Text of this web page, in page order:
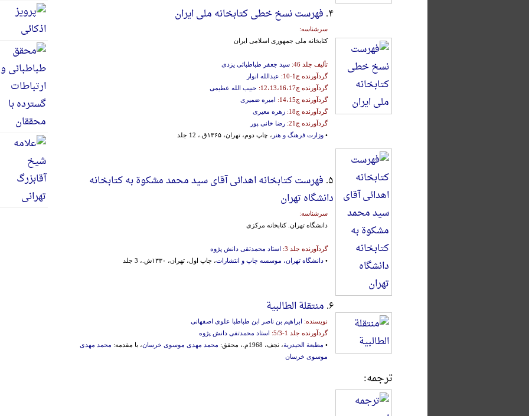
۴. فهرست نسخ خطی کتابخانه ملی ایران
سرشناسه:
کتابخانه‌ ملی‌ جمهوری‌ اسلامی‌ ایران‌
تألیف جلد 46:
سید جعفر طباطبائی یزدی
گردآورنده ج1-10:
عبدالله انوار
گردآورنده ج12،13،16،17:
حبیب الله عظیمی
گردآورنده ج14،15:
امیره ضمیری
گردآورنده ج18:
زهره معیری
گردآورنده ج21:
رضا خانی پور
• وزارت فرهنگ و هنر ، چاپ دوم، تهران، ۱۳۶۵ق.، 12 جلد
۵. فهرست کتابخانه اهدائی آقای سید محمد مشکوة به کتابخانه
دانشگاه تهران
سرشناسه:
دانشگاه‌ تهران‌. کتابخانه‌ مرکزی‌
گردآورنده جلد 3:
استاد محمدتقی دانش پژوه
• دانشگاه تهران، موسسه چاپ و انتشارات، چاپ اول، تهران، ۱۳۳۰ش.، 3 جلد
۶. منتقلة الطالبیة
نویسنده: ابراهیم بن ناصر ابن طباطبا علوی اصفهانی
گردآورنده جلد 1-5/3:
استاد محمدتقی دانش پژوه
• مطبعة الحیدریة، نجف، 1968م.، محقق: محمد مهدی موسوی خرسان، با مقدمه: محمد مهدی
موسوی خرسان
ترجمه: